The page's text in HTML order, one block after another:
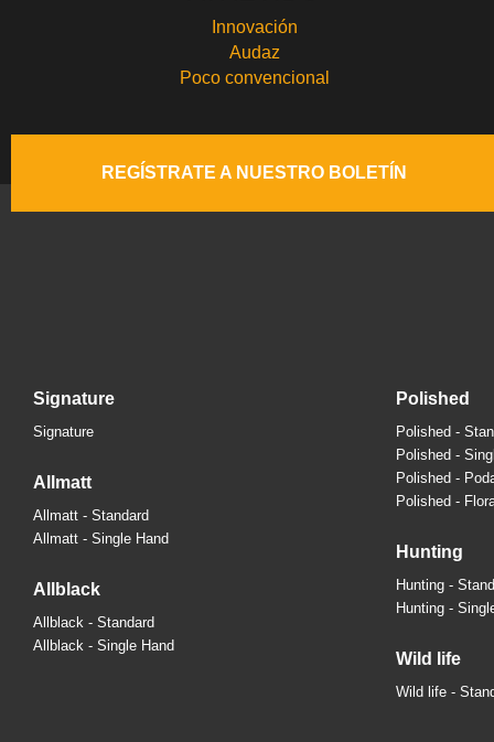
Innovación
Audaz
Poco convencional
REGÍSTRATE A NUESTRO BOLETÍN
signature
Signature
allmatt
Allmatt - Standard
Allmatt - Single Hand
allblack
Allblack - Standard
Allblack - Single Hand
polished
Polished -
Polished -
Polished -
Polished -
hunting
Hunting -
Hunting -
wild life
Wild life -